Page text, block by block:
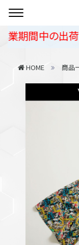
間中の出荷・サ
HOME 商品